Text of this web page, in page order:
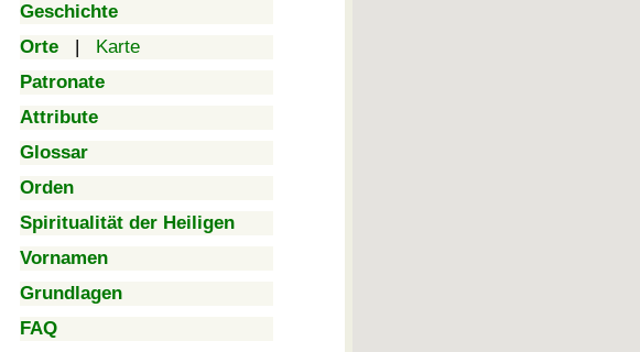
Geschichte
Orte | Karte
Patronate
Attribute
Glossar
Orden
Spiritualität der Heiligen
Vornamen
Grundlagen
FAQ